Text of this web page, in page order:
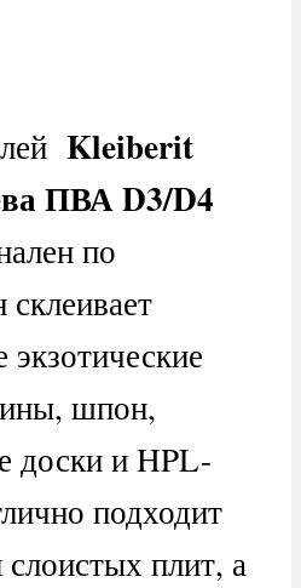
Kleiberit
ПВА D3/D4
по
шпон,
доски и HPL-
подходит
слоистых плит, а